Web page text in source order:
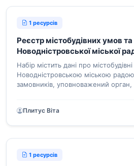
1 ресурсів
Реєстр містобудівних умов
Новодністровської міської
Набір містить дані про
Новодністровською міською
замовників, уповноважений орган,
Плитус Віта
1 ресурсів